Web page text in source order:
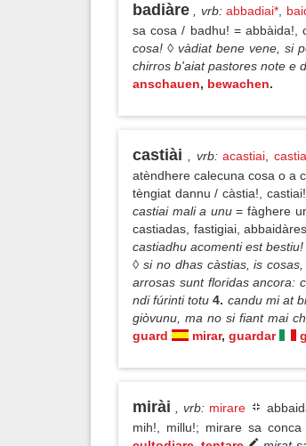
badiàre , vrb: abbadiai*
sa cosa / badhu! = abbàida!,
cosa! ◊ vàdiat bene vene, si
chirros b'aiat pastores note e
anschauen, bewachen.
castiài , vrb: acastiai ,
atèndhere calecuna cosa o a
tèngiat dannu / càstia!,
castiai mali a unu= fàghere
castiadas, fastigiai,
castiadhu acomenti est
◊ si no dhas càstias, is
arrosas sunt floridas ancora:
ndi fúrinti totu4. candu mi at
giòvunu, ma no si fiant mai
guard
mirar, guardar
mirài , vrb: mirare
mih!, millu!; mirare sa